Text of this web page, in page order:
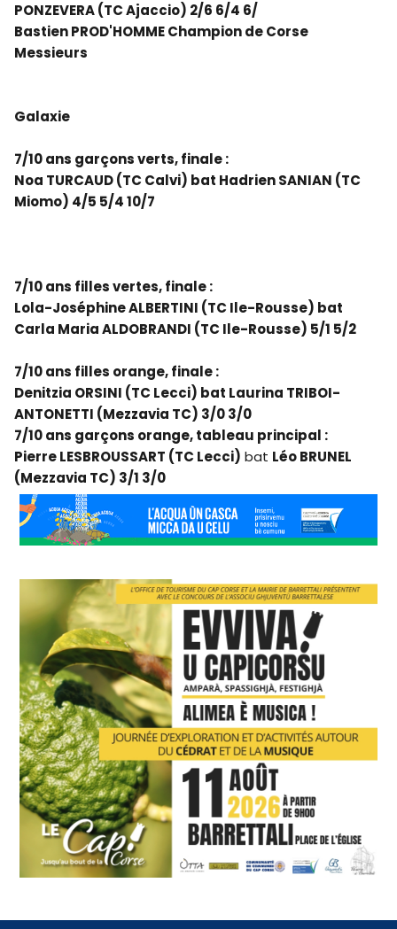
PONZEVERA (TC Ajaccio) 2/6 6/4 6/
Bastien PROD'HOMME Champion de Corse
Messieurs
Galaxie
7/10 ans garçons verts, finale :
Noa TURCAUD (TC Calvi) bat Hadrien SANIAN (TC
Miomo) 4/5 5/4 10/7
7/10 ans filles vertes, finale :
Lola-Joséphine ALBERTINI (TC Ile-Rousse) bat
Carla Maria ALDOBRANDI (TC Ile-Rousse) 5/1 5/2
7/10 ans filles orange, finale :
Denitzia ORSINI (TC Lecci) bat Laurina TRIBOI-
ANTONETTI (Mezzavia TC) 3/0 3/0
7/10 ans garçons orange, tableau principal :
Pierre LESBROUSSART (TC Lecci) bat Léo BRUNEL
(Mezzavia TC) 3/1 3/0